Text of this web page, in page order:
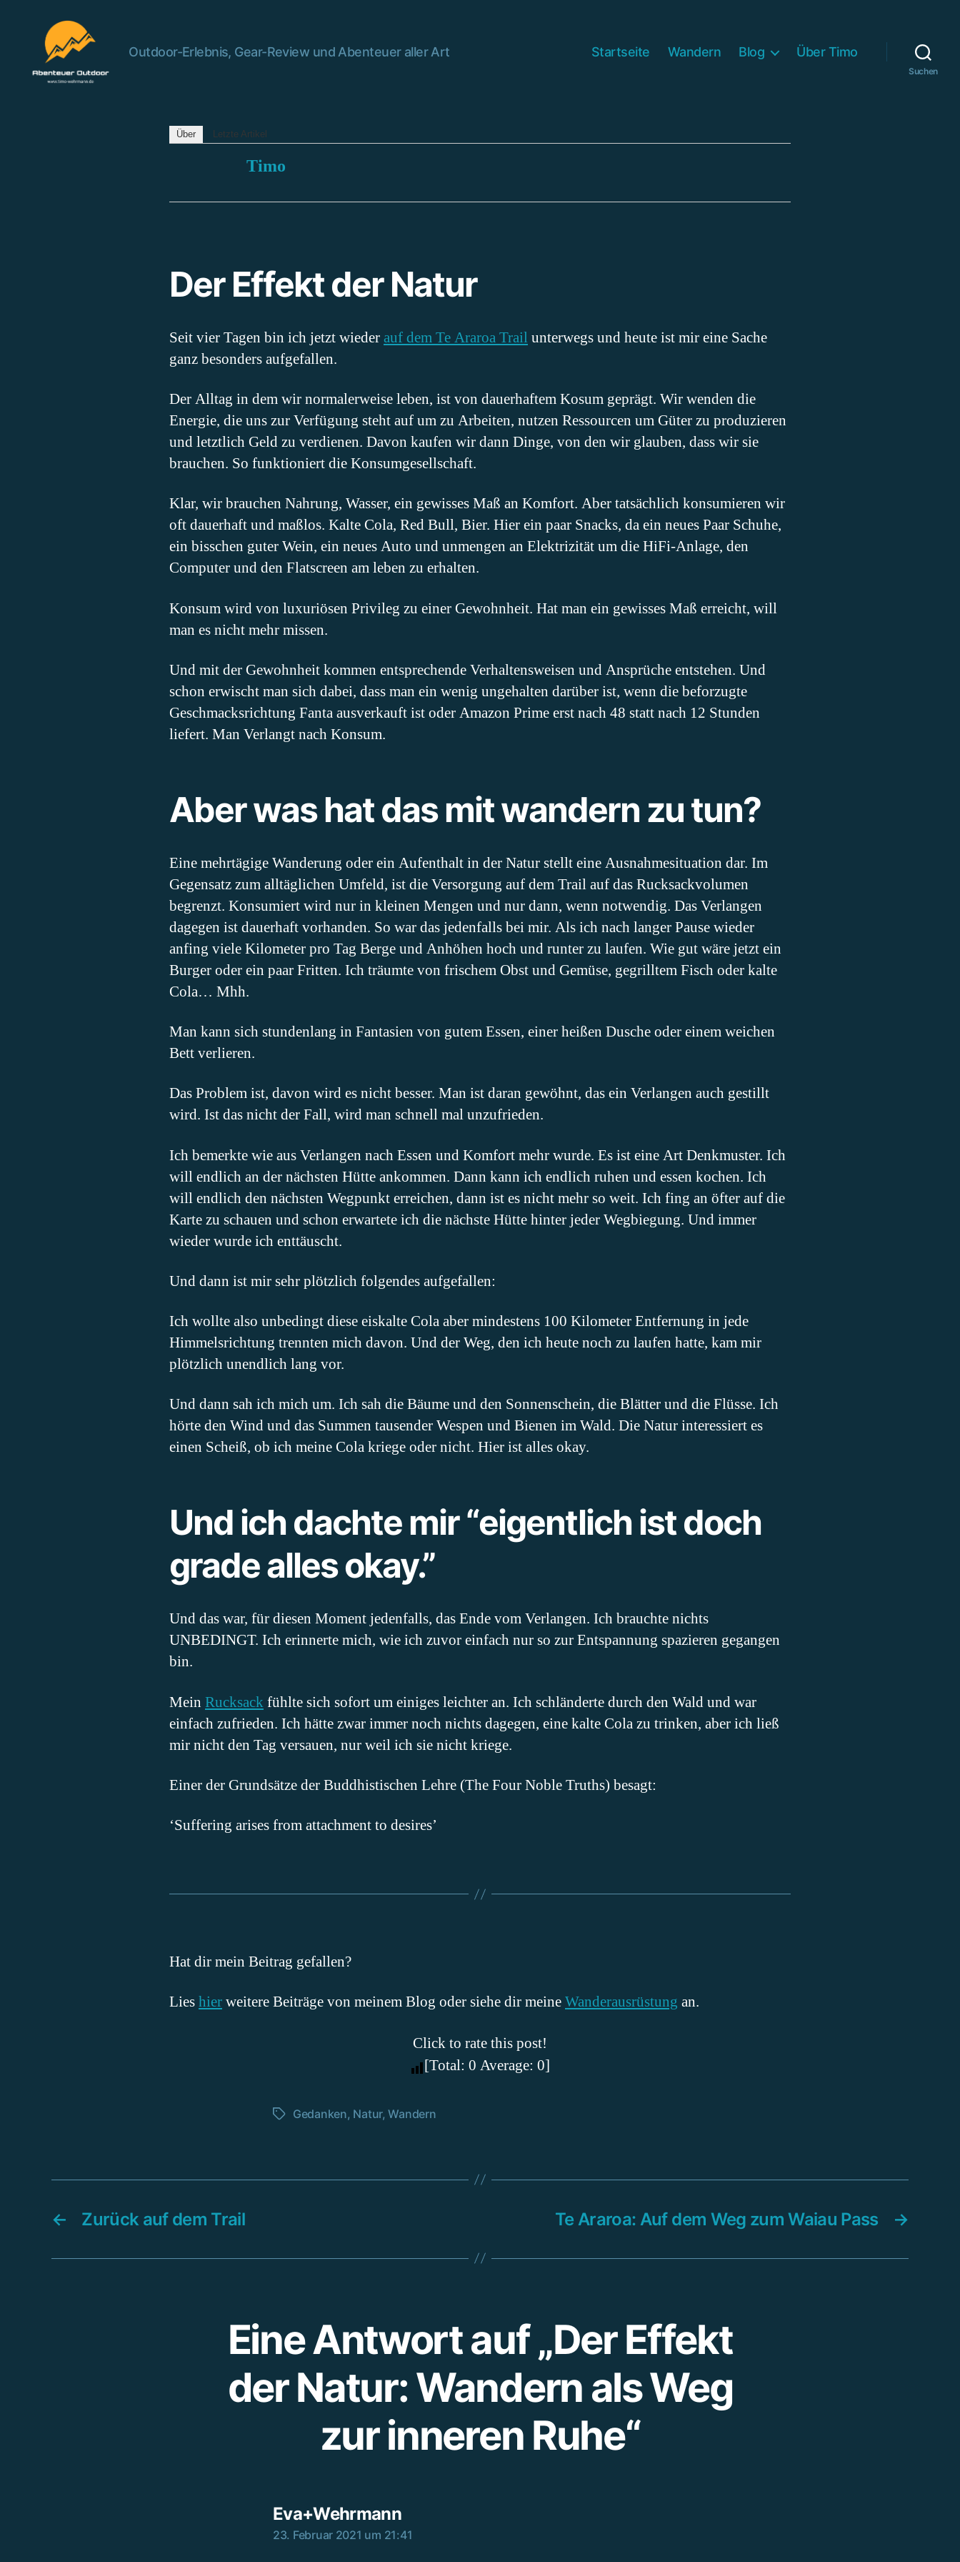
Outdoor-Erlebnis, Gear-Review und Abenteuer aller Art Startseite Wandern Blog Über Timo
Suchen
Über Letzte Artikel
Timo
Der Effekt der Natur
Seit vier Tagen bin ich jetzt wiederauf dem Te Araroa Trailunterwegs und heute ist mir eine Sache
ganz besonders aufgefallen.
Der Alltag in dem wir normalerweise leben, ist von dauerhaftem Kosum geprägt. Wir wenden die
Energie, die uns zur Verfügung steht auf um zu Arbeiten, nutzen Ressourcen um Güter zu produzieren
und letztlich Geld zu verdienen. Davon kaufen wir dann Dinge, von den wir glauben, dass wir sie
brauchen. So funktioniert die Konsumgesellschaft.
Klar, wir brauchen Nahrung, Wasser, ein gewisses Maß an Komfort. Aber tatsächlich konsumieren wir
oft dauerhaft und maßlos. Kalte Cola, Red Bull, Bier. Hier ein paar Snacks, da ein neues Paar Schuhe,
ein bisschen guter Wein, ein neues Auto und unmengen an Elektrizität um die HiFi-Anlage, den
Computer und den Flatscreen am leben zu erhalten.
Konsum wird von luxuriösen Privileg zu einer Gewohnheit. Hat man ein gewisses Maß erreicht, will
man es nicht mehr missen.
Und mit der Gewohnheit kommen entsprechende Verhaltensweisen und Ansprüche entstehen. Und
schon erwischt man sich dabei, dass man ein wenig ungehalten darüber ist, wenn die beforzugte
Geschmacksrichtung Fanta ausverkauft ist oder Amazon Prime erst nach 48 statt nach 12 Stunden
liefert. Man Verlangt nach Konsum.
Aber was hat das mit wandern zu tun?
Eine mehrtägige Wanderung oder ein Aufenthalt in der Natur stellt eine Ausnahmesituation dar. Im
Gegensatz zum alltäglichen Umfeld, ist die Versorgung auf dem Trail auf das Rucksackvolumen
begrenzt. Konsumiert wird nur in kleinen Mengen und nur dann, wenn notwendig. Das Verlangen
dagegen ist dauerhaft vorhanden. So war das jedenfalls bei mir. Als ich nach langer Pause wieder
anfing viele Kilometer pro Tag Berge und Anhöhen hoch und runter zu laufen. Wie gut wäre jetzt ein
Burger oder ein paar Fritten. Ich träumte von frischem Obst und Gemüse, gegrilltem Fisch oder kalte
Cola… Mhh.
Man kann sich stundenlang in Fantasien von gutem Essen, einer heißen Dusche oder einem weichen
Bett verlieren.
Das Problem ist, davon wird es nicht besser. Man ist daran gewöhnt, das ein Verlangen auch gestillt
wird. Ist das nicht der Fall, wird man schnell mal unzufrieden.
Ich bemerkte wie aus Verlangen nach Essen und Komfort mehr wurde. Es ist eine Art Denkmuster. Ich
will endlich an der nächsten Hütte ankommen. Dann kann ich endlich ruhen und essen kochen. Ich
will endlich den nächsten Wegpunkt erreichen, dann ist es nicht mehr so weit. Ich fing an öfter auf die
Karte zu schauen und schon erwartete ich die nächste Hütte hinter jeder Wegbiegung. Und immer
wieder wurde ich enttäuscht.
Und dann ist mir sehr plötzlich folgendes aufgefallen:
Ich wollte also unbedingt diese eiskalte Cola aber mindestens 100 Kilometer Entfernung in jede
Himmelsrichtung trennten mich davon. Und der Weg, den ich heute noch zu laufen hatte, kam mir
plötzlich unendlich lang vor.
Und dann sah ich mich um. Ich sah die Bäume und den Sonnenschein, die Blätter und die Flüsse. Ich
hörte den Wind und das Summen tausender Wespen und Bienen im Wald. Die Natur interessiert es
einen Scheiß, ob ich meine Cola kriege oder nicht. Hier ist alles okay.
Und ich dachte mir “eigentlich ist doch
grade alles okay.”
Und das war, für diesen Moment jedenfalls, das Ende vom Verlangen. Ich brauchte nichts
UNBEDINGT. Ich erinnerte mich, wie ich zuvor einfach nur so zur Entspannung spazieren gegangen
bin.
Mein Rucksackfühlte sich sofort um einiges leichter an. Ich schländerte durch den Wald und war
einfach zufrieden. Ich hätte zwar immer noch nichts dagegen, eine kalte Cola zu trinken, aber ich ließ
mir nicht den Tag versauen, nur weil ich sie nicht kriege.
Einer der Grundsätze der Buddhistischen Lehre (The Four Noble Truths) besagt:
‘Suffering arises from attachment to desires’
Hat dir mein Beitrag gefallen?
Lieshierweitere Beiträge von meinem Blog oder siehe dir meineWanderausrüstung an.
Click to rate this post!
[Total: 0 Average: 0]
Schlagwörter
Gedanken, Natur,Wandern
← Zurück auf dem Trail →
Te Araroa: Auf dem Weg zum Waiau Pass
Eine Antwort auf „Der Effekt
der Natur: Wandern als Weg
zur inneren Ruhe“
Eva+Wehrmannsagt:
23. Februar 2021 um 21:41